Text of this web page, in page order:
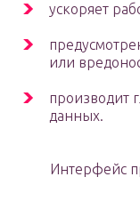
ускоряет
или
производит
данных.
Интерфейс